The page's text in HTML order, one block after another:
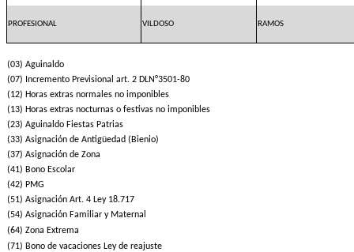
PROFESIONAL VILDOSO RAMOS
(03) Aguinaldo
(07) Incremento Previsional art. 2 DLN°3501-80
(12) Horas extras normales no imponibles
(13) Horas extras nocturnas o festivas no imponibles
(23) Aguinaldo Fiestas Patrias
(33) Asignación de Antigüedad (Bienio)
(37) Asignación de Zona
(41) Bono Escolar
(42) PMG
(51) Asignación Art. 4 Ley 18.717
(54) Asignación Familiar y Maternal
(64) Zona Extrema
(71) Bono de vacaciones Ley de reajuste